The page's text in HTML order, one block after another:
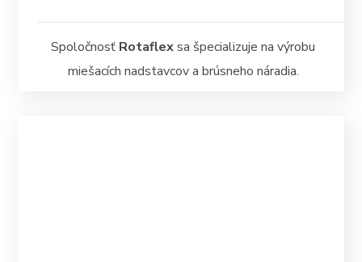
Spoločnosť Rotaflexsa špecializuje na výrobu
miešacích nadstavcov a brúsneho náradia.